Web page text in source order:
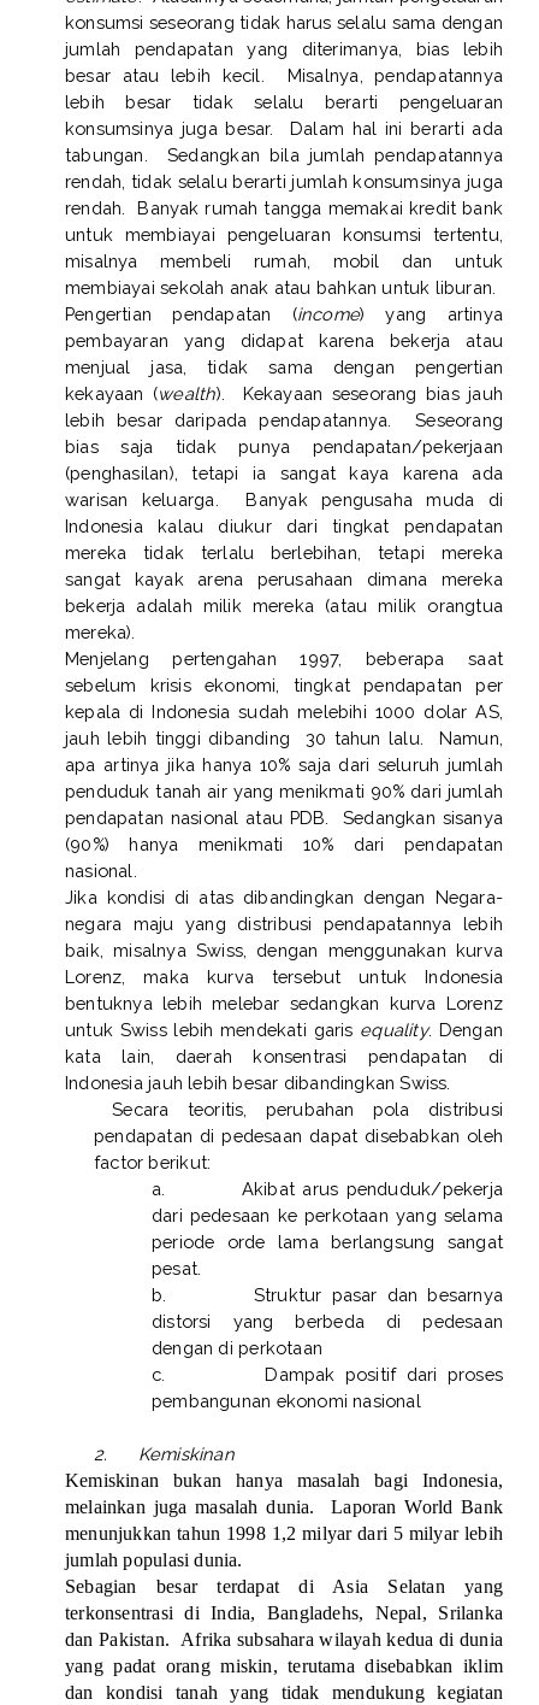
konsumsi seseorang tidak harus selalu sama dengan
jumlah pendapatan yang diterimanya, bias lebih
besar atau lebih kecil.
Misalnya, pendapatannya
lebih besar tidak selalu berarti pengeluaran
konsumsinya juga besar.
Dalam hal ini berarti ada
tabungan.
Sedangkan bila jumlah pendapatannya
rendah, tidak selalu berarti jumlah konsumsinya juga
rendah.
Banyak rumah tangga memakai kredit bank
untuk membiayai pengeluaran konsumsi tertentu,
misalnya membeli rumah, mobil dan untuk
membiayai sekolah anak atau bahkan untuk liburan.
Pengertian pendapatan (income) yang artinya
pembayaran yang didapat karena bekerja atau
menjual jasa, tidak sama dengan pengertian
kekayaan (wealth).
Kekayaan seseorang bias jauh
lebih besar daripada pendapatannya.
Seseorang
bias saja tidak punya pendapatan/pekerjaan
(penghasilan), tetapi ia sangat kaya karena ada
warisan keluarga.
Banyak pengusaha muda di
Indonesia kalau diukur dari tingkat pendapatan
mereka tidak terlalu berlebihan, tetapi mereka
sangat kayak arena perusahaan dimana mereka
bekerja adalah milik mereka (atau milik orangtua
mereka).
Menjelang pertengahan 1997, beberapa saat
sebelum krisis ekonomi, tingkat pendapatan per
kepala di Indonesia sudah melebihi 1000 dolar AS,
jauh lebih tinggi dibanding
30 tahun lalu.
Namun,
apa artinya jika hanya 10% saja dari seluruh jumlah
penduduk tanah air yang menikmati 90% dari jumlah
pendapatan nasional atau PDB.
Sedangkan sisanya
(90%) hanya menikmati 10% dari pendapatan
nasional.
Jika kondisi di atas dibandingkan dengan Negara-
negara maju yang distribusi pendapatannya lebih
baik, misalnya Swiss, dengan menggunakan kurva
Lorenz, maka kurva tersebut untuk Indonesia
bentuknya lebih melebar sedangkan kurva Lorenz
untuk Swiss lebih mendekati garis equality. Dengan
kata lain, daerah konsentrasi pendapatan di
Indonesia jauh lebih besar dibandingkan Swiss.
Secara teoritis, perubahan pola distribusi
pendapatan di pedesaan dapat disebabkan oleh
factor berikut:
a.
Akibat arus penduduk/pekerja
dari pedesaan ke perkotaan yang selama
periode orde lama berlangsung sangat
pesat.
b.
Struktur pasar dan besarnya
distorsi yang berbeda di pedesaan
dengan di perkotaan
c.
Dampak positif dari proses
pembangunan ekonomi nasional
2.
Kemiskinan
Kemiskinan bukan hanya masalah bagi Indonesia,
melainkan juga masalah dunia.
Laporan World Bank
menunjukkan tahun 1998 1,2 milyar dari 5 milyar lebih
jumlah populasi dunia.
Sebagian besar terdapat di Asia Selatan yang
terkonsentrasi di India, Bangladehs, Nepal, Srilanka
dan Pakistan.
Afrika subsahara wilayah kedua di dunia
yang padat orang miskin, terutama disebabkan iklim
dan kondisi tanah yang tidak mendukung kegiatan